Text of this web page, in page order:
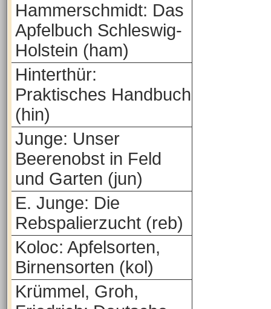
Hammerschmidt: Das
Apfelbuch Schleswig-
Holstein (ham)
Hinterthür:
Praktisches Handbuch
(hin)
Junge: Unser
Beerenobst in Feld
und Garten (jun)
E. Junge: Die
Rebspalierzucht (reb)
Koloc: Apfelsorten,
Birnensorten (kol)
Krümmel, Groh,